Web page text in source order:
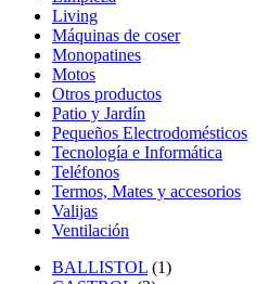
Living
Máquinas de coser
Monopatines
Motos
Otros productos
Patio y Jardín
Pequeños Electrodomésticos
Tecnología e Informática
Teléfonos
Termos, Mates y accesorios
Valijas
Ventilación
BALLISTOL (1)